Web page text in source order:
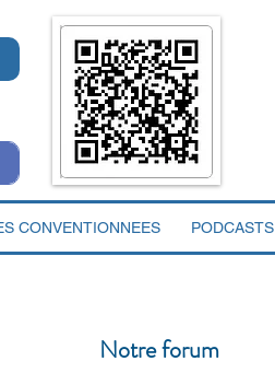
CONVENTIONNEES PODCASTS
Notre forum